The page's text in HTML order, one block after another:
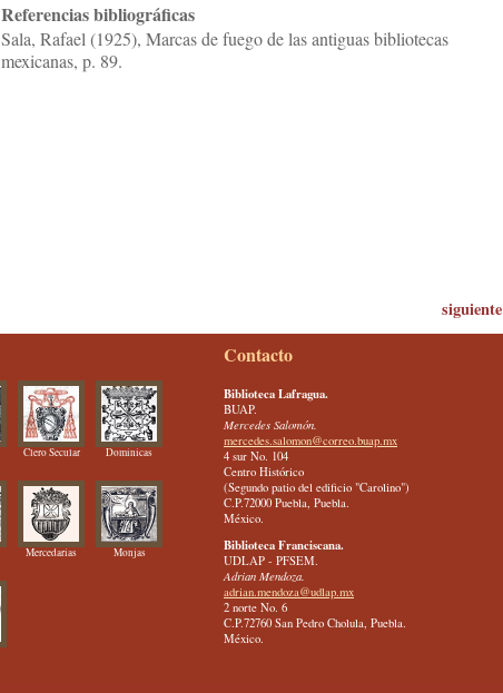
Referencias bibliográficas
Sala, Rafael (1925), Marcas de fuego de las antiguas bibliotecas
mexicanas, p. 89.
siguiente
Clero Secular Dominicas
Mercedarias Monjas
Contacto
Biblioteca Lafragua.
BUAP.
Mercedes Salomón.
mercedes.salomon@correo.buap.mx
4 sur No. 104
Centro Histórico
(Segundo patio del edificio "Carolino")
C.P.72000 Puebla, Puebla.
México.
Biblioteca Franciscana.
UDLAP - PFSEM.
Adrian Mendoza.
adrian.mendoza@udlap.mx
2 norte No. 6
C.P.72760 San Pedro Cholula, Puebla.
México.